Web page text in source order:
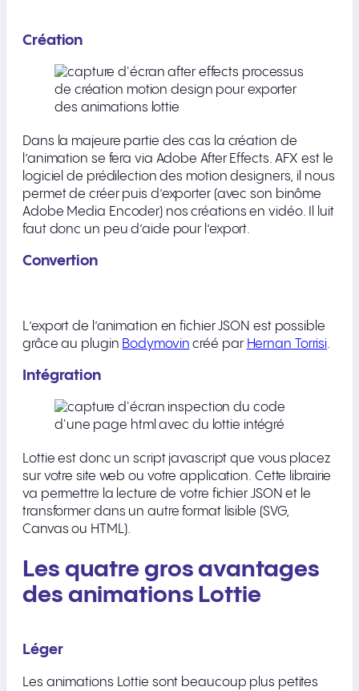
Création
Dans la majeure partie des cas la création de
l’animation se fera via Adobe After Effects. AFX est le
logiciel de prédilection des motion designers, il nous
permet de créer puis d’exporter (avec son binôme
Adobe Media Encoder) nos créations en vidéo. Il luit
faut donc un peu d’aide pour l’export.
Convertion
L’export de l’animation en fichier JSON est possible
grâce au plugin Bodymovin créé par Hernan Torrisi.
Intégration
Lottie est donc un script javascript que vous placez
sur votre site web ou votre application. Cette librairie
va permettre la lecture de votre fichier JSON et le
transformer dans un autre format lisible (SVG,
Canvas ou HTML).
Les quatre gros avantages
des animations Lottie
Léger
Les animations Lottie sont beaucoup plus petites